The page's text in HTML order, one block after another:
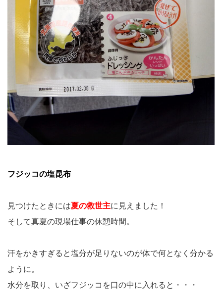
フジッコの塩昆布
見つけたときには夏の救世主に見えました！
そして真夏の現場仕事の休憩時間。
汗をかきすぎると塩分が足りないのが体で何となく分かる
ように。
水分を取り、いざフジッコを口の中に入れると・・・